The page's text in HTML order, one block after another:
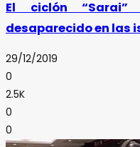
El ciclón
desaparecido en las
29/12/2019
0
2.5K
0
0